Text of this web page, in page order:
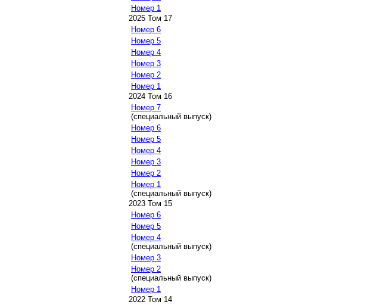
Номер 1
2025 Том 17
Номер 6
Номер 5
Номер 4
Номер 3
Номер 2
Номер 1
2024 Том 16
Номер 7
(специальный выпуск)
Номер 6
Номер 5
Номер 4
Номер 3
Номер 2
Номер 1
(специальный выпуск)
2023 Том 15
Номер 6
Номер 5
Номер 4
(специальный выпуск)
Номер 3
Номер 2
(специальный выпуск)
Номер 1
2022 Том 14